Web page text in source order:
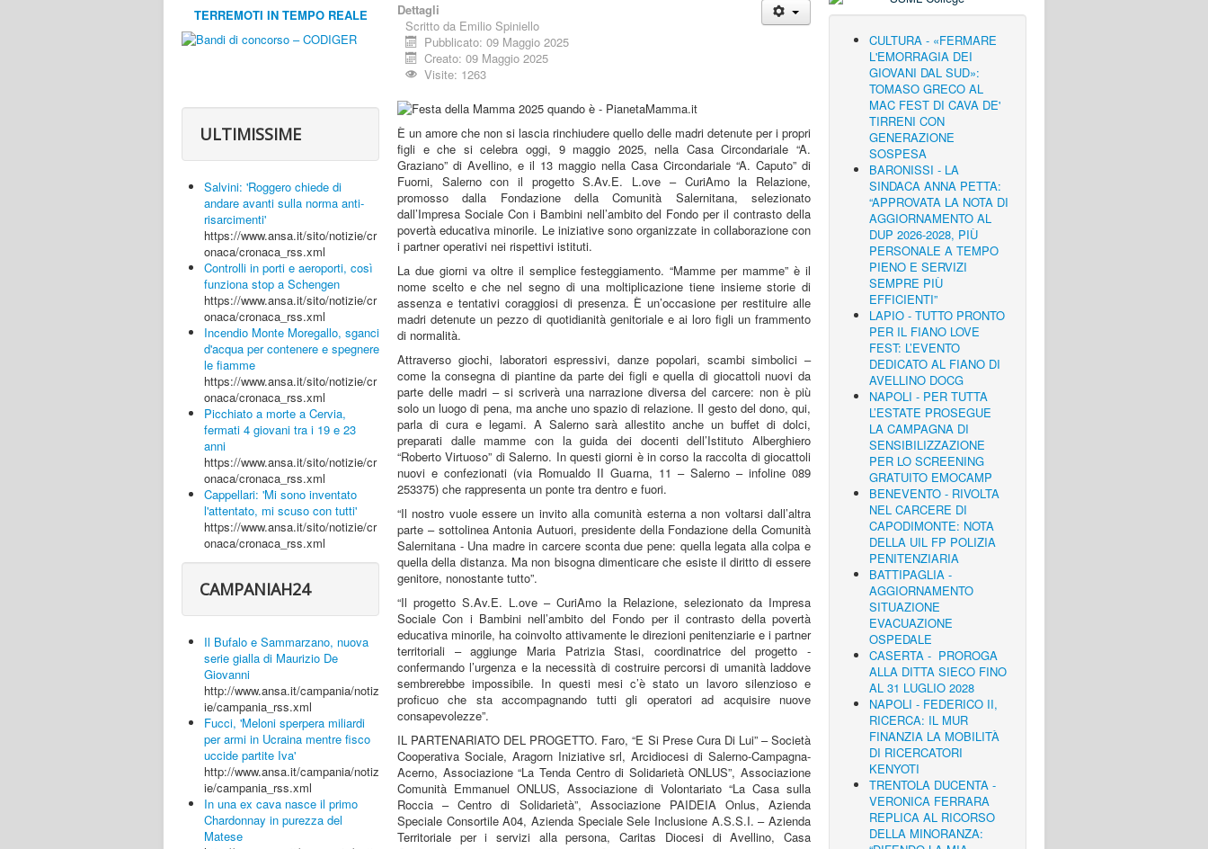
TERREMOTI IN TEMPO REALE
ULTIMISSIME
Salvini: 'Roggero chiede di
andare avanti sulla norma anti-
risarcimenti'
https://www.ansa.it/sito/notizie/cr
onaca/cronaca_rss.xml
Controlli in porti e aeroporti, così
funziona stop a Schengen
https://www.ansa.it/sito/notizie/cr
onaca/cronaca_rss.xml
Incendio Monte Moregallo, sganci
d'acqua per contenere e spegnere
le fiamme
https://www.ansa.it/sito/notizie/cr
onaca/cronaca_rss.xml
Picchiato a morte a Cervia,
fermati 4 giovani tra i 19 e 23
anni
https://www.ansa.it/sito/notizie/cr
onaca/cronaca_rss.xml
Cappellari: 'Mi sono inventato
l'attentato, mi scuso con tutti'
https://www.ansa.it/sito/notizie/cr
onaca/cronaca_rss.xml
CAMPANIAH24
Il Bufalo e Sammarzano, nuova
serie gialla di Maurizio De
Giovanni
http://www.ansa.it/campania/notiz
ie/campania_rss.xml
Fucci, 'Meloni sperpera miliardi
per armi in Ucraina mentre fisco
uccide partite Iva'
http://www.ansa.it/campania/notiz
ie/campania_rss.xml
In una ex cava nasce il primo
Chardonnay in purezza del
Matese
Dettagli
Scritto da Emilio Spiniello
Pubblicato: 09 Maggio 2025
Creato: 09 Maggio 2025
Visite: 1263
È un amore che non si lascia rinchiudere quello delle madri detenute per i propri
figli e che si celebra oggi, 9 maggio 2025, nella Casa Circondariale “A.
Graziano” di Avellino, e il 13 maggio nella Casa Circondariale “A. Caputo” di
Fuorni, Salerno con il progetto S.Av.E. L.ove – CuriAmo la Relazione,
promosso dalla Fondazione della Comunità Salernitana, selezionato
dall’Impresa Sociale Con i Bambini nell’ambito del Fondo per il contrasto della
povertà educativa minorile. Le iniziative sono organizzate in collaborazione con
i partner operativi nei rispettivi istituti.
La due giorni va oltre il semplice festeggiamento. “Mamme per mamme” è il
nome scelto e che nel segno di una moltiplicazione tiene insieme storie di
assenza e tentativi coraggiosi di presenza. È un’occasione per restituire alle
madri detenute un pezzo di quotidianità genitoriale e ai loro figli un frammento
di normalità.
Attraverso giochi, laboratori espressivi, danze popolari, scambi simbolici –
come la consegna di piantine da parte dei figli e quella di giocattoli nuovi da
parte delle madri – si scriverà una narrazione diversa del carcere: non è più
solo un luogo di pena, ma anche uno spazio di relazione. Il gesto del dono, qui,
parla di cura e legami. A Salerno sarà allestito anche un buffet di dolci,
preparati dalle mamme con la guida dei docenti dell’Istituto Alberghiero
“Roberto Virtuoso” di Salerno. In questi giorni è in corso la raccolta di giocattoli
nuovi e confezionati (via Romualdo II Guarna, 11 – Salerno – infoline 089
253375) che rappresenta un ponte tra dentro e fuori.
“Il nostro vuole essere un invito alla comunità esterna a non voltarsi dall’altra
parte – sottolinea Antonia Autuori, presidente della Fondazione della Comunità
Salernitana - Una madre in carcere sconta due pene: quella legata alla colpa e
quella della distanza. Ma non bisogna dimenticare che esiste il diritto di essere
genitore, nonostante tutto”.
“Il progetto S.Av.E. L.ove – CuriAmo la Relazione, selezionato da Impresa
Sociale Con i Bambini nell’ambito del Fondo per il contrasto della povertà
educativa minorile, ha coinvolto attivamente le direzioni penitenziarie e i partner
territoriali – aggiunge Maria Patrizia Stasi, coordinatrice del progetto -
confermando l’urgenza e la necessità di costruire percorsi di umanità laddove
sembrerebbe impossibile. In questi mesi c’è stato un lavoro silenzioso e
proficuo che sta accompagnando tutti gli operatori ad acquisire nuove
consapevolezze”.
IL PARTENARIATO DEL PROGETTO. Faro, “E Si Prese Cura Di Lui” – Società
Cooperativa Sociale, Aragorn Iniziative srl, Arcidiocesi di Salerno-Campagna-
Acerno, Associazione “La Tenda Centro di Solidarietà ONLUS”, Associazione
Comunità Emmanuel ONLUS, Associazione di Volontariato “La Casa sulla
Roccia – Centro di Solidarietà”, Associazione PAIDEIA Onlus, Azienda
Speciale Consortile A04, Azienda Speciale Sele Inclusione A.S.S.I. – Azienda
Territoriale per i servizi alla persona, Caritas Diocesi di Avellino, Casa
CULTURA - «FERMARE
L'EMORRAGIA DEI
GIOVANI DAL SUD»:
TOMASO GRECO AL
MAC FEST DI CAVA DE'
TIRRENI CON
GENERAZIONE
SOSPESA
BARONISSI - LA
SINDACA ANNA PETTA:
“APPROVATA LA NOTA DI
AGGIORNAMENTO AL
DUP 2026-2028, PIÙ
PERSONALE A TEMPO
PIENO E SERVIZI
SEMPRE PIÙ
EFFICIENTI”
LAPIO - TUTTO PRONTO
PER IL FIANO LOVE
FEST: L’EVENTO
DEDICATO AL FIANO DI
AVELLINO DOCG
NAPOLI - PER TUTTA
L’ESTATE PROSEGUE
LA CAMPAGNA DI
SENSIBILIZZAZIONE
PER LO SCREENING
GRATUITO EMOCAMP
BENEVENTO - RIVOLTA
NEL CARCERE DI
CAPODIMONTE: NOTA
DELLA UIL FP POLIZIA
PENITENZIARIA
BATTIPAGLIA -
AGGIORNAMENTO
SITUAZIONE
EVACUAZIONE
OSPEDALE
CASERTA - PROROGA
ALLA DITTA SIECO FINO
AL 31 LUGLIO 2028
NAPOLI - FEDERICO II,
RICERCA: IL MUR
FINANZIA LA MOBILITÀ
DI RICERCATORI
KENYOTI
TRENTOLA DUCENTA -
VERONICA FERRARA
REPLICA AL RICORSO
DELLA MINORANZA: